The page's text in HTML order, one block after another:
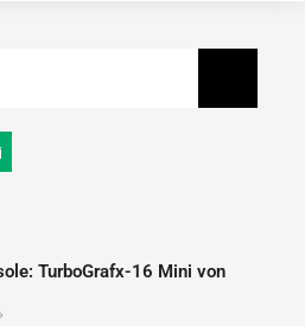
TurboGrafx-16 Mini von